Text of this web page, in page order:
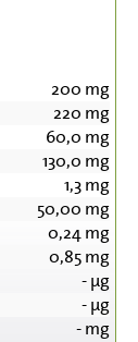
200 mg
220 mg
60,0 mg
130,0 mg
1,3mg
50,00 mg
0,24mg
0,85mg
-µg
-µg
-mg